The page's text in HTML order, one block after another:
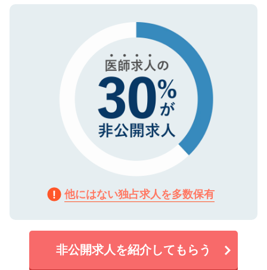
で、機密保持に関してもご安心ください。
ので、まずはご登録ください。
他にはない独占求人を多数保有
非公開求人を紹介してもらう